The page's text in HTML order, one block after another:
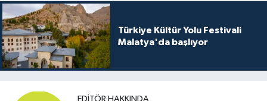
Türkiye Kültür Yolu Festivali
Malatya'da başlıyor
EDITÖR HAKKINDA